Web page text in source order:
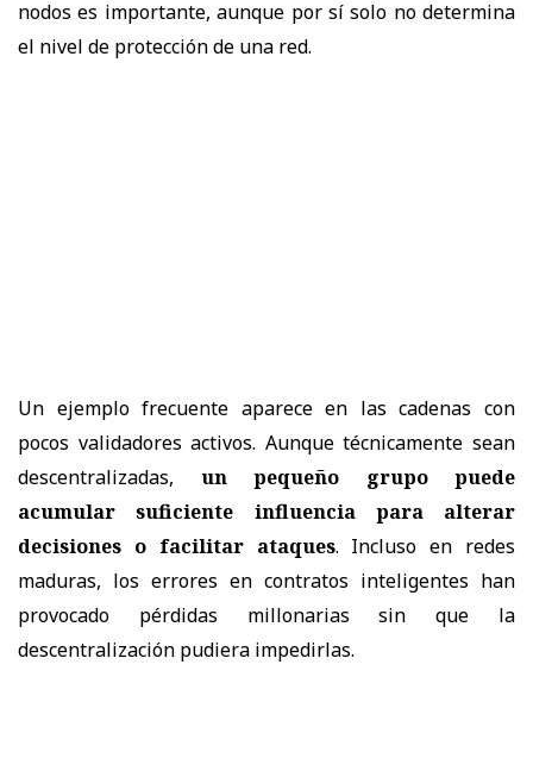
nodos es importante, aunque por sí solo no determina
el nivel de protección de una red.
Un ejemplo frecuente aparece en las cadenas con
pocos validadores activos. Aunque técnicamente sean
descentralizadas, un pequeño grupo puede
acumular suficiente influencia para alterar
decisiones o facilitar ataques. Incluso en redes
maduras, los errores en contratos inteligentes han
provocado pérdidas millonarias sin que la
descentralización pudiera impedirlas.